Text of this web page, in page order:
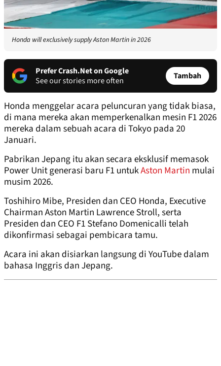
Honda will exclusively supply Aston Martin in 2026
Prefer Crash.Net on Google
See our stories more often
Tambah
Honda menggelar acara peluncuran yang tidak biasa,
di mana mereka akan memperkenalkan mesin F1 2026
mereka dalam sebuah acara di Tokyo pada 20
Januari.
Pabrikan Jepang itu akan secara eksklusif memasok
Power Unit generasi baru F1 untukAston Martin mulai
musim 2026.
Toshihiro Mibe, Presiden dan CEO Honda, Executive
Chairman Aston Martin Lawrence Stroll, serta
Presiden dan CEO F1 Stefano Domenicalli telah
dikonfirmasi sebagai pembicara tamu.
Acara ini akan disiarkan langsung di YouTube dalam
bahasa Inggris dan Jepang.